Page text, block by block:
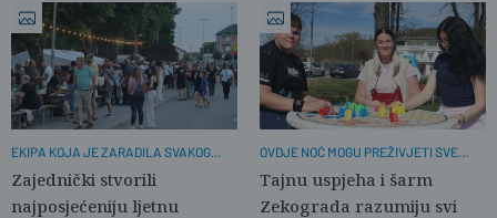
EKIPA KOJA JE ZARADILA SVAKOG
Zajednički stvorili
najposjećeniju ljetnu
OVDJE NOĆ MOGU PREŽIVJETI SVE
Tajnu uspjeha i šarm
Zekograda razumiju svi